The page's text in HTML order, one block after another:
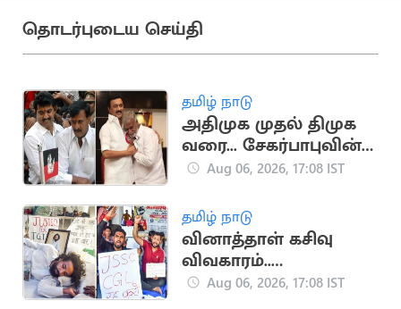
தொடர்புடைய செய்தி
தமிழ் நாடு
அதிமுக முதல் திமுக
வரை... சேகர்பாபுவின்
அரசியல் பயணம்
Aug 06, 2026, 17:08 IST
தமிழ் நாடு
வினாத்தாள் கசிவு
விவகாரம்..
ஜார்க்கண்டில் 13-வது
Aug 06, 2026, 17:08 IST